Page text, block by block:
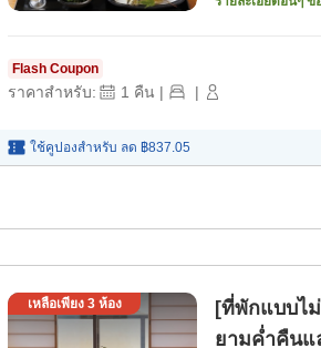
Flash Coupon
ราคาสำหรับ: 1 คืน | |
ใช้คูปองสำหรับ ลด ฿837.05
เหลือเพียง 3ห้อง
[ที่พักแบบไ
ยามค่ำคืนแ